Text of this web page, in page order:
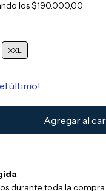
los$190.000,00
XXL
último!
durante toda la compra.